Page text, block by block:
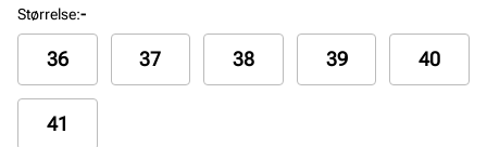
Størrelse:-
36 37 38 39 40
41